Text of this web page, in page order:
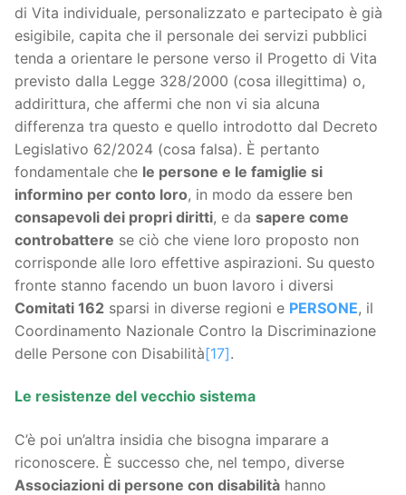
di Vita individuale, personalizzato e partecipato è già
esigibile, capita che il personale dei servizi pubblici
tenda a orientare le persone verso il Progetto di Vita
previsto dalla Legge 328/2000 (cosa illegittima) o,
addirittura, che affermi che non vi sia alcuna
differenza tra questo e quello introdotto dal Decreto
Legislativo 62/2024 (cosa falsa). È pertanto
fondamentale che le persone e le famiglie si
informino per conto loro, in modo da essere ben
consapevoli dei propri diritti, e da sapere come
controbattere se ciò che viene loro proposto non
corrisponde alle loro effettive aspirazioni. Su questo
fronte stanno facendo un buon lavoro i diversi
Comitati 162 sparsi in diverse regioni e PERSONE, il
Coordinamento Nazionale Contro la Discriminazione
delle Persone con Disabilità[17].
Le resistenze del vecchio sistema
C’è poi un’altra insidia che bisogna imparare a
riconoscere. È successo che, nel tempo, diverse
Associazioni di persone con disabilità hanno